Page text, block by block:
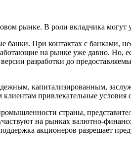
рынке. В роли вкладчика могут
банки. При контактах с банками,
на рынке уже давно. Но,
разработки до
капитализированным,
привлекательные условия
страны,
на рынках валютно-
акционеров разрешает